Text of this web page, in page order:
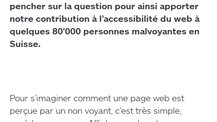
pencher sur la question pour ainsi apporter
notre contribution à l’accessibilité du web à
quelques 80'000 personnes malvoyantes en
Suisse.
Pour s’imaginer comment une page web est
perçue par un non voyant, c’est très simple,